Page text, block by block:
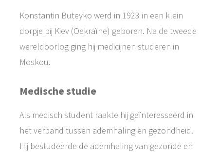
Konstantin Buteyko werd in 1923 in een klein
dorpje bij Kiev (Oekraïne) geboren. Na de tweede
wereldoorlog ging hij medicijnen studeren in
Moskou.
Medische studie
Als medisch student raakte hij geïnteresseerd in
het verband tussen ademhaling en gezondheid.
Hij bestudeerde de ademhaling van gezonde en